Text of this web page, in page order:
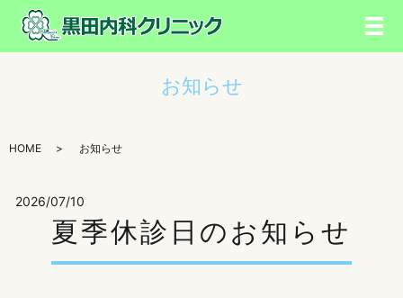
メ
お知らせ
HOME お知らせ
2026/07/10
夏季休診日のお知らせ